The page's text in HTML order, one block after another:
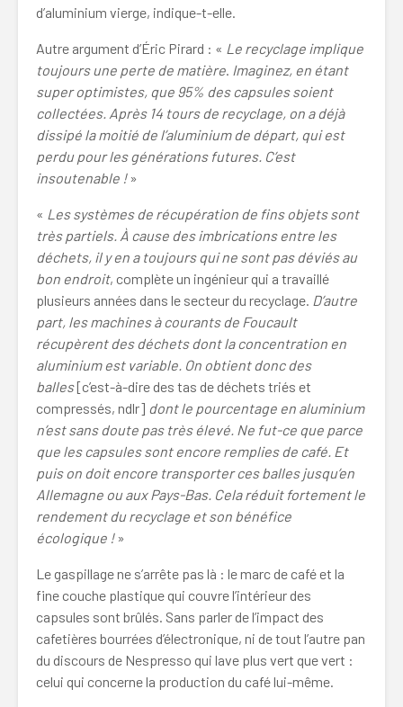
d’aluminium vierge, indique-t-elle.
Autre argument d’Éric Pirard : « Le recyclage implique
toujours une perte de matière. Imaginez, en étant
super optimistes, que 95% des capsules soient
collectées. Après 14 tours de recyclage, on a déjà
dissipé la moitié de l’aluminium de départ, qui est
perdu pour les générations futures. C’est
insoutenable !»
« Les systèmes de récupération de fins objets sont
très partiels. À cause des imbrications entre les
déchets, il y en a toujours qui ne sont pas déviés au
bon endroit, complète un ingénieur qui a travaillé
plusieurs années dans le secteur du recyclage. D’autre
part, les machines à courants de Foucault
récupèrent des déchets dont la concentration en
aluminium est variable. On obtient donc des
balles[c’est-à-dire des tas de déchets triés et
compressés, ndlr] dont le pourcentage en aluminium
n’est sans doute pas très élevé. Ne fut-ce que parce
que les capsules sont encore remplies de café. Et
puis on doit encore transporter ces balles jusqu’en
Allemagne ou aux Pays-Bas. Cela réduit fortement le
rendement du recyclage et son bénéfice
écologique !»
Le gaspillage ne s’arrête pas là : le marc de café et la
fine couche plastique qui couvre l’intérieur des
capsules sont brûlés. Sans parler de l’impact des
cafetières bourrées d’électronique, ni de tout l’autre pan
du discours de Nespresso qui lave plus vert que vert :
celui qui concerne la production du café lui-même.